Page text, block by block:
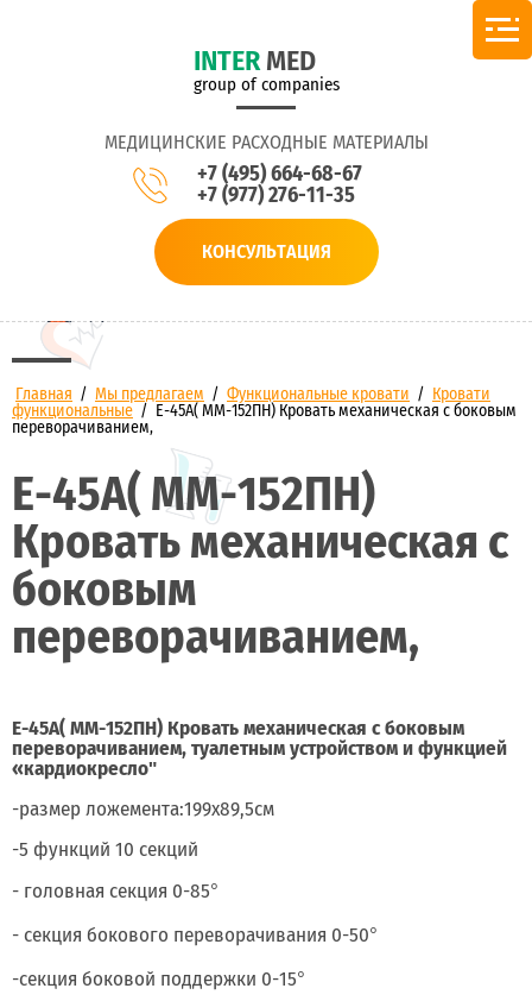
INTERMED
group of companies
МЕДИЦИНСКИЕ РАСХОДНЫЕ МАТЕРИАЛЫ
+7 (495) 664-68-67
+7 (977) 276-11-35
КОНСУЛЬТАЦИЯ
Главная / Мы предлагаем / Функциональные кровати /
Кровати
функциональные /
Е-45А( ММ-152ПН) Кровать механическая с боковым
переворачиванием,
Е-45А( ММ-152ПН)
Кровать механическая с
боковым
переворачиванием,
Е-45А( ММ-152ПН) Кровать механическая с боковым
переворачиванием, туалетным устройством и функцией
«кардиокресло"
-размер ложемента:199х89,5см
-5 функций 10 секций
- головная секция 0-85°
- секция бокового переворачивания 0-50°
-секция боковой поддержки 0-15°